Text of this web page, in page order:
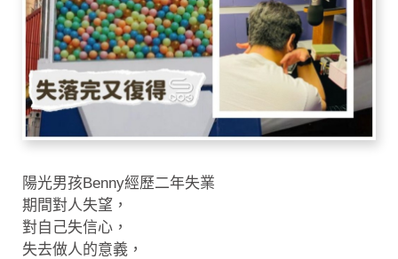
陽光男孩Benny經歷二年失業
期間對人失望，
對自己失信心，
失去做人的意義，